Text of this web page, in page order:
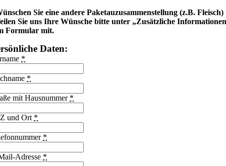
Sie eine andere Paketauzusammenstellung (z.B. Fleisch)
Sie uns Ihre Wünsche bitte unter „Zusätzliche
Formular mit.
Daten:
*
*
mit Hausnummer *
und Ort *
*
Adresse *